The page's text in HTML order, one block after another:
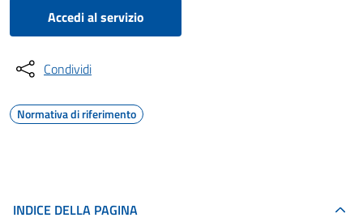
Accedi al servizio
Condividi
Normativa di riferimento
INDICE DELLA PAGINA